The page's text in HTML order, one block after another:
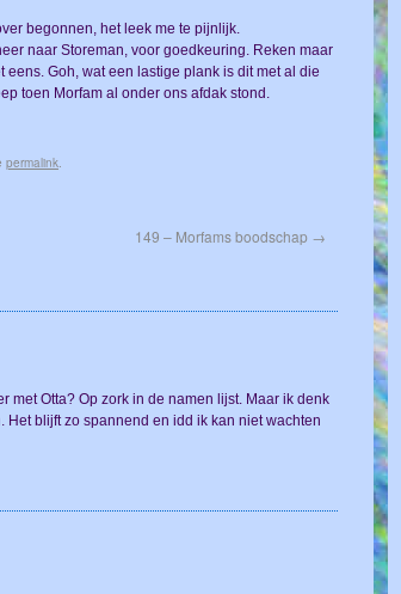
begonnen, het leek me te pijnlijk.
naar Storeman, voor goedkeuring. Reken maar
Goh, wat een lastige plank is dit met al die
toen Morfam al onder ons afdak stond.
permalink.
149 – Morfams boodschap →
met Otta? Op zork in de namen lijst. Maar ik denk
blijft zo spannend en idd ik kan niet wachten